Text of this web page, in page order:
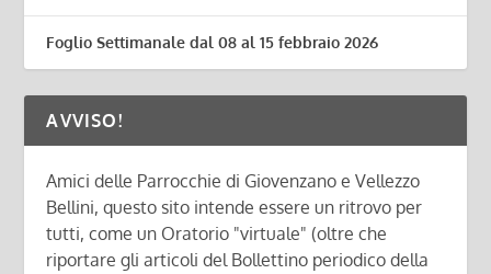
Foglio Settimanale dal 08 al 15 febbraio 2026
AVVISO!
Amici delle Parrocchie di Giovenzano e Vellezzo
Bellini, questo sito intende essere un ritrovo per
tutti, come un Oratorio "virtuale" (oltre che
riportare gli articoli del Bollettino periodico della